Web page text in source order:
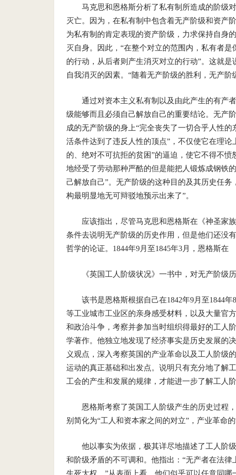
马克思和恩格斯分析了私有制所造成的阶级
灭亡。因为，在私有制中包含着无产阶级和资产
为私有制的肯定表现的资产阶级，力求保持自身
灭自身。因此，“在整个对立的范围内，私有者
的行动，从后者则产生消灭对立的行动”。这就
自我消灭的因素。“随着无产阶级的胜利，无产
通过对资本主义私有制以及由此产生的有产
级能够而且必须自己解放自己的重要结论。无产
成的无产阶级的身上“完全丧失了一切合乎人性
活条件达到了违反人性的顶点”，不仅使它在理
的、绝对不可抗拒的贫困”的逼迫，使它不得不
地经受了劳动那种严酷的但是能把人锻炼成钢铁
己解放自己”。无产阶级的这种目的及其历史任
构最明显地无可辩驳地预示出来了”。
应该指出，尽管马克思和恩格斯在《神圣家
条件去说明无产阶级的历史作用，但是他们还没
哲学的论证。1844年9月至1845年3月，恩格斯在
《英国工人阶级状况》一书中，对无产阶级
该书是恩格斯根据自己在1842年9月至1844
等工业城市工业区的亲身感受材料，以及大量官
和政治斗争，考察并参加当时组织得最好的工人
学著作。他独立地发现了经济事实是历史发展的
义观点，深入考察英国的产业革命以及工人阶级
运动的真正基础和出发点。说明只有充分地了解
工会的产生和发展的规律，才能进一步了解工人
恩格斯考察了英国工人阶级产生的历史过程
别简化为“工人和资本家之间的对立”，产业革命
他以事实为依据，极其详尽地描述了工人阶
和阶级矛盾的不可调和。他指出：“无产者在法
生死大权。”从表面上看，他们似乎可以任意同